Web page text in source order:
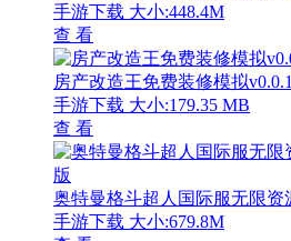
手游下载 大小:448.4M
查 看
房产改造王免费装修模拟
手游下载 大小:179.35 MB
查 看
奥特曼格斗超人国际服无限资
手游下载 大小:679.8M